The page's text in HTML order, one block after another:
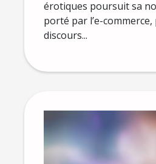
érotiques poursuit sa
porté par l’e-commerce,
discours...